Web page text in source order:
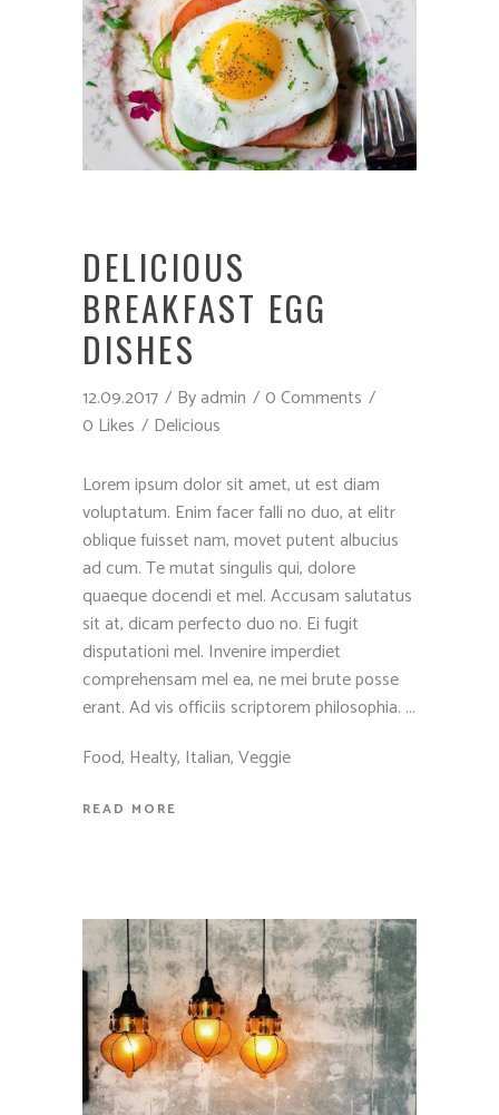
DELICIOUS
BREAKFAST EGG
DISHES
12.09.2017 Byadmin
0 Comments
0 Likes
Delicious
Lorem ipsum dolor sit amet, ut est diam
voluptatum. Enim facer falli no duo, at elitr
oblique fuisset nam, movet putent albucius
ad cum. Te mutat singulis qui, dolore
quaeque docendi et mel. Accusam salutatus
sit at, dicam perfecto duo no. Ei fugit
disputationi mel. Invenire imperdiet
comprehensam mel ea, ne mei brute posse
erant. Ad vis officiis scriptorem philosophia.
Food, Healty, Italian,Veggie
READ MORE